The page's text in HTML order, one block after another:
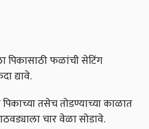
पिकासाठी फळांची सेटिंग
द्यावे.
तसेच तोडण्याच्या काळात
चार वेळा सोडावे.